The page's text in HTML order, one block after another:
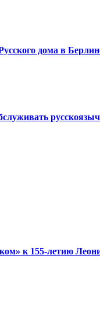
дома в
к 155-летию